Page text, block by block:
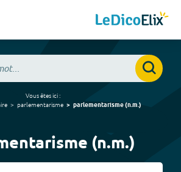
Vous êtes ici :
parlementarisme parlementarisme(n.m.)
(n.m.)